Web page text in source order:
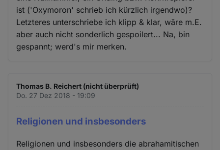
ist ('Oxymoron' schrieb ich kürzlich irgendwo)?
Letzteres unterschriebe ich klipp & klar, wäre m.E.
aber auch nicht sonderlich gespoilert... Na, bin
gespannt; werd's mir merken.
Thomas B. Reichert (nicht überprüft)
Do. 27 Dez 2018 - 19:09
Religionen und insbesonders
Religionen und insbesonders die abrahamitischen